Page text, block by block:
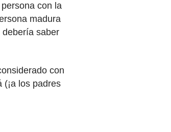
con la
madura
debería saber
con
los padres